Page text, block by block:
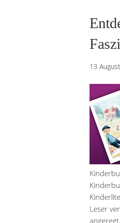
13
Leser